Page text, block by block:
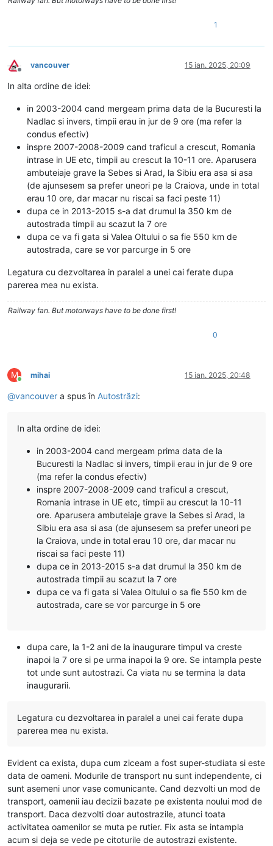
1
Deconectat
vancouver 15 ian. 2025, 20:09
In alta ordine de idei:
in 2003-2004 cand mergeam prima data de la Bucuresti la
Nadlac si invers, timpii erau in jur de 9 ore (ma refer la
condus efectiv)
inspre 2007-2008-2009 cand traficul a crescut, Romania
intrase in UE etc, timpii au crescut la 10-11 ore. Aparusera
ambuteiaje grave la Sebes si Arad, la Sibiu era asa si asa
(de ajunsesem sa prefer uneori pe la Craiova, unde in total
erau 10 ore, dar macar nu riscai sa faci peste 11)
dupa ce in 2013-2015 s-a dat drumul la 350 km de
autostrada timpii au scazut la 7 ore
dupa ce va fi gata si Valea Oltului o sa fie 550 km de
autostrada, care se vor parcurge in 5 ore
Legatura cu dezvoltarea in paralel a unei cai ferate dupa
parerea mea nu exista.
Railway fan. But motorways have to be done first!
0
M
Conectat
mihai 15 ian. 2025, 20:48
@vancouver a spus în Autostrăzi:
In alta ordine de idei:
in 2003-2004 cand mergeam prima data de la
Bucuresti la Nadlac si invers, timpii erau in jur de 9 ore
(ma refer la condus efectiv)
inspre 2007-2008-2009 cand traficul a crescut,
Romania intrase in UE etc, timpii au crescut la 10-11
ore. Aparusera ambuteiaje grave la Sebes si Arad, la
Sibiu era asa si asa (de ajunsesem sa prefer uneori pe
la Craiova, unde in total erau 10 ore, dar macar nu
riscai sa faci peste 11)
dupa ce in 2013-2015 s-a dat drumul la 350 km de
autostrada timpii au scazut la 7 ore
dupa ce va fi gata si Valea Oltului o sa fie 550 km de
autostrada, care se vor parcurge in 5 ore
dupa care, la 1-2 ani de la inaugurare timpul va creste
inapoi la 7 ore si pe urma inapoi la 9 ore. Se intampla peste
tot unde sunt autostrazi. Ca viata nu se termina la data
inaugurarii.
Legatura cu dezvoltarea in paralel a unei cai ferate dupa
parerea mea nu exista.
Evident ca exista, dupa cum ziceam a fost super-studiata si este
data de oameni. Modurile de transport nu sunt independente, ci
sunt asemeni unor vase comunicante. Cand dezvolti un mod de
transport, oamenii iau decizii bazate pe existenta noului mod de
transport. Daca dezvolti doar autostrazile, atunci toata
activitatea oamenilor se muta pe rutier. Fix asta se intampla
acum si deja se vede pe citoturile de autostrazi existente.